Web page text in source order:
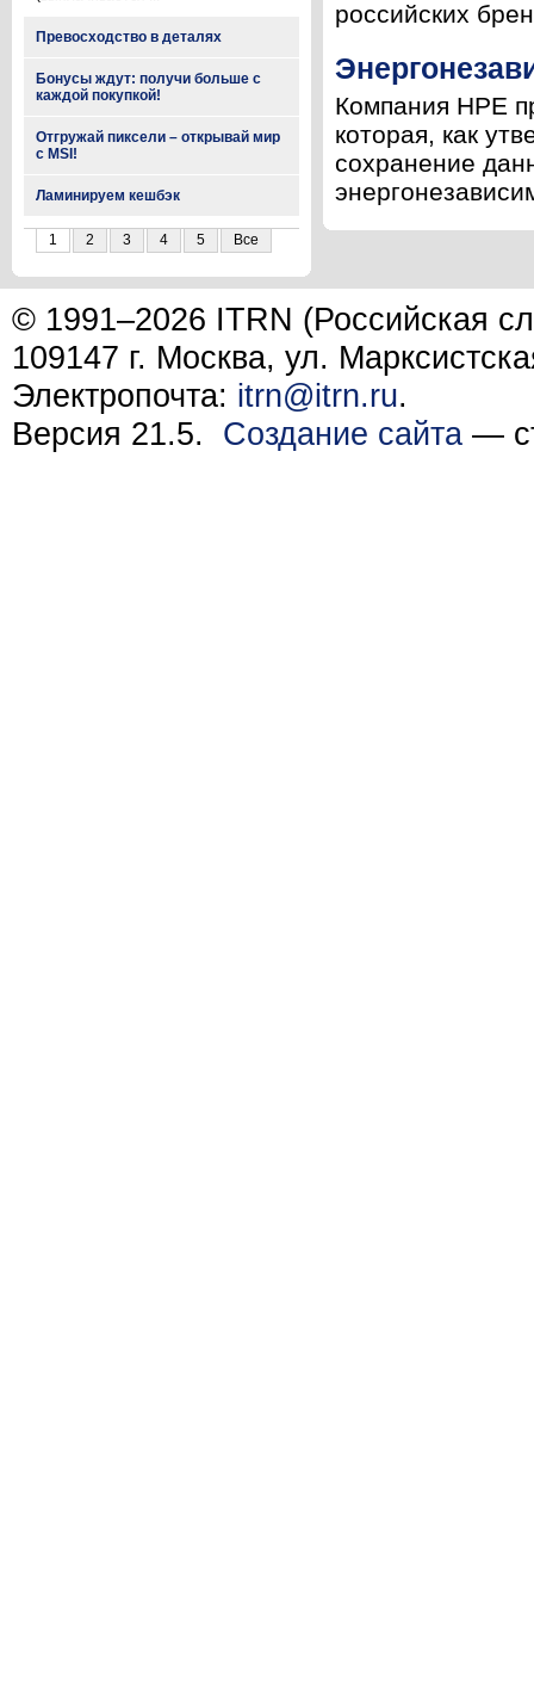
Превосходство в деталях
Бонусы ждут: получи больше с
каждой покупкой!
Отгружай пиксели – открывай мир
с MSI!
Ламинируем кешбэк
1 2 3 4 5 Все
российских
Компания HPE
которая, как
сохранение
© 1991–2026 ITRN (Российская
109147 г. Москва, ул.
Электропочта: itrn@itrn.ru.
Версия 21.5. Создание сайта —